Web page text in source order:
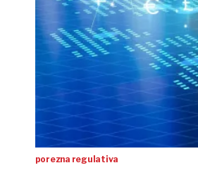
porezna regulativa